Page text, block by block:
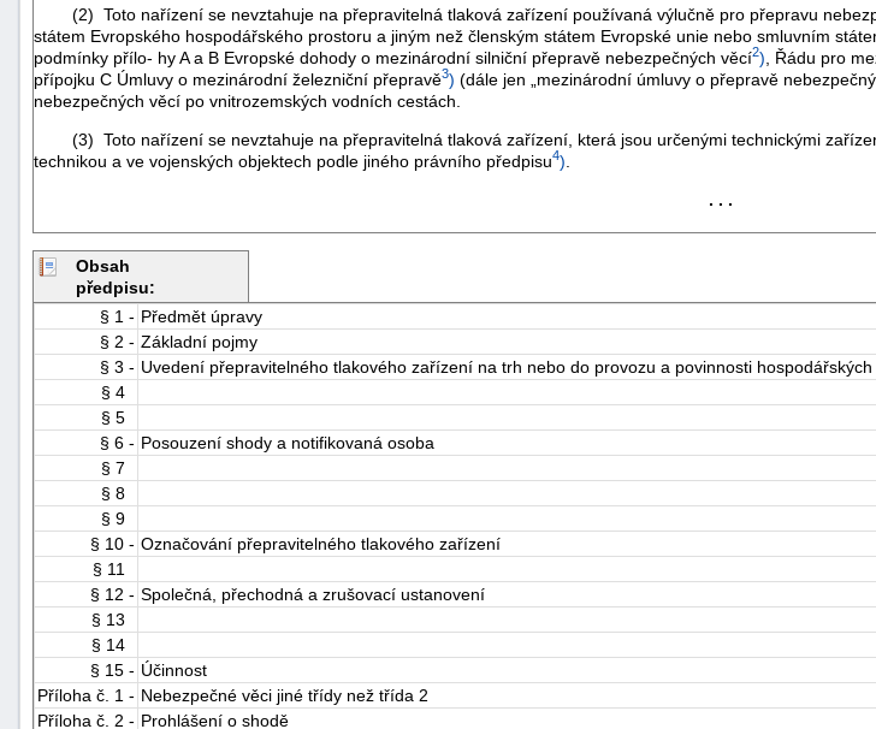
(2) Toto nařízení se nevztahuje na přepravitelná tlaková zařízení používaná výlučně pro přepravu
státem Evropského hospodářského prostoru a jiným než členským státem Evropské unie nebo smluvním
podmínky přílo- hy A a B Evropské dohody o mezinárodní silniční přepravě nebezpečných věcí2) , Řádu pro
přípojku C Úmluvy o mezinárodní železniční přepravě3) (dále jen „mezinárodní úmluvy o přepravě
nebezpečných věcí po vnitrozemských vodních cestách.
(3) Toto nařízení se nevztahuje na přepravitelná tlaková zařízení, která jsou určenými technickými
technikou a ve vojenských objektech podle jiného právního předpisu4)
. . .
Obsah
předpisu:
§ 1 - Předmět úpravy
§ 2 - Základní pojmy
§ 3 - Uvedení přepravitelného tlakového zařízení na trh nebo do provozu a povinnosti hospodářských
§ 4
§ 5
§ 6 - Posouzení shody a notifikovaná osoba
§ 7
§ 8
§ 9
§ 10 - Označování přepravitelného tlakového zařízení
§ 11
§ 12 - Společná, přechodná a zrušovací ustanovení
§ 13
§ 14
§ 15 - Účinnost
Příloha č. 1 - Nebezpečné věci jiné třídy než třída 2
Příloha č. 2 - Prohlášení o shodě